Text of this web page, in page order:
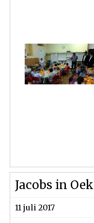
Jacobs in
11 juli 2017